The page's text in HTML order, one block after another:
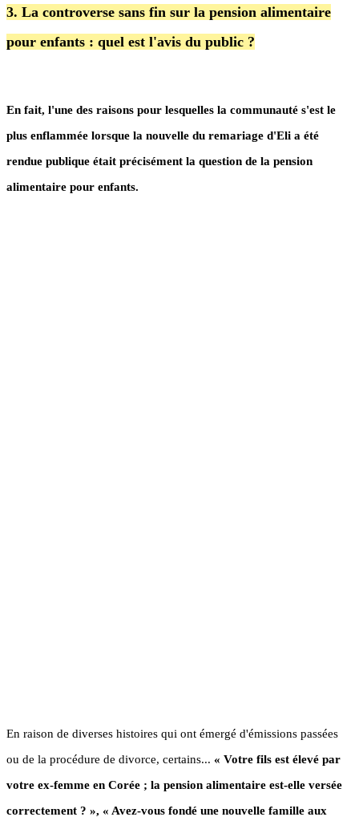
3. La controverse sans fin sur la pension alimentaire
pour enfants : quel est l'avis du public ?
En fait, l'une des raisons pour lesquelles la communauté s'est le
plus enflammée lorsque la nouvelle du remariage d'Eli a été
rendue publique était précisément la question de la pension
alimentaire pour enfants.
En raison de diverses histoires qui ont émergé d'émissions passées
ou de la procédure de divorce, certains... « Votre fils est élevé par
votre ex-femme en Corée ; la pension alimentaire est-elle versée
correctement ? », « Avez-vous fondé une nouvelle famille aux